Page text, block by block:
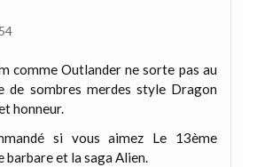
comme Outlander ne sorte pas au
de sombres merdes style Dragon
honneur.
si vous aimez Le 13ème
barbare et la saga Alien.